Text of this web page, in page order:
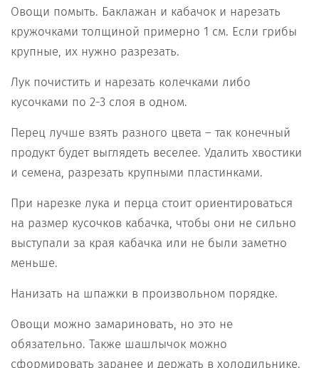
Овощи помыть. Баклажан и кабачок и нарезать
кружочками толщиной примерно 1 см. Если грибы
крупные, их нужно разрезать.
Лук почистить и нарезать колечками либо
кусочками по 2-3 слоя в одном.
Перец лучше взять разного цвета – так конечный
продукт будет выглядеть веселее. Удалить хвостики
и семена, разрезать крупными пластинками.
При нарезке лука и перца стоит ориентироваться
на размер кусочков кабачка, чтобы они не сильно
выступали за края кабачка или не были заметно
меньше.
Нанизать на шпажки в произвольном порядке.
Овощи можно замариновать, но это не
обязательно. Также шашлычок можно
сформировать заранее и держать в холодильнике.